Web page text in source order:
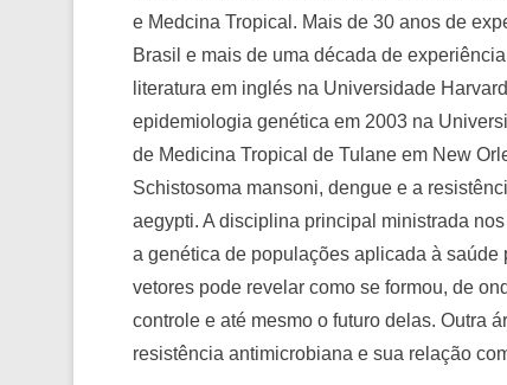
e Medcina Tropical. Mais de 30 anos de
Brasil e mais de uma década de
literatura em inglés na Universidade
epidemiologia genética em 2003 na
de Medicina Tropical de Tulane em New
Schistosoma mansoni, dengue e a
aegypti. A disciplina principal ministrada
a genética de populações aplicada à
vetores pode revelar como se formou, de
controle e até mesmo o futuro delas. Outra
resistência antimicrobiana e sua relação